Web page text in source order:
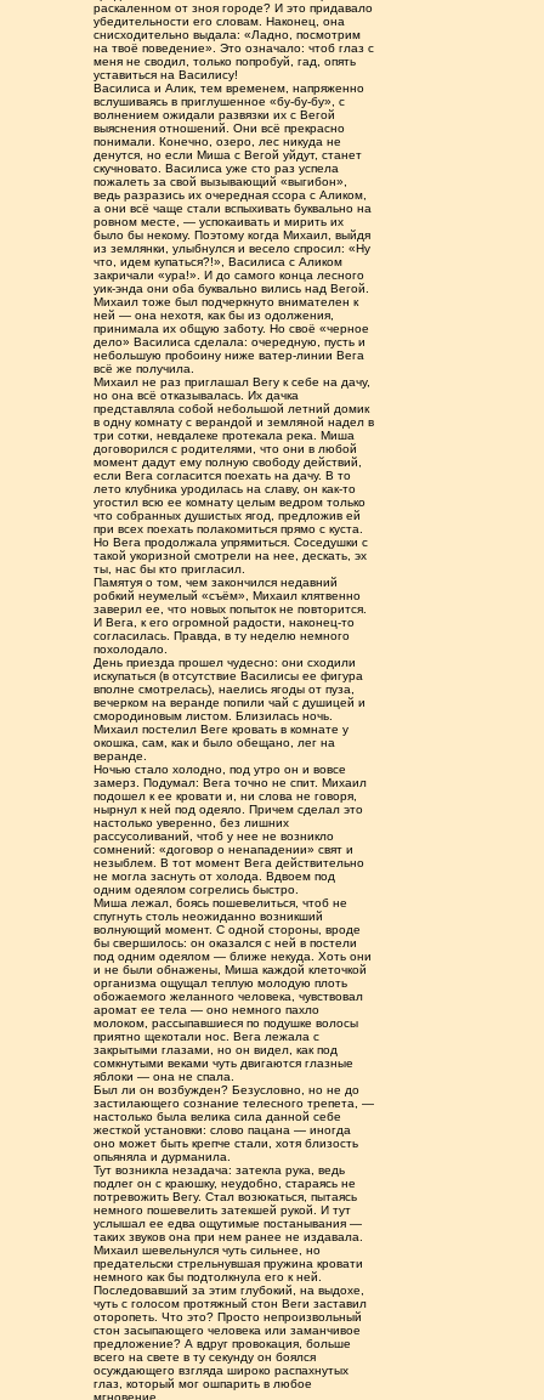
раскаленном от зноя городе? И это придавало
убедительности его словам. Наконец, она
снисходительно выдала: «Ладно, посмотрим
на твоё поведение». Это означало: чтоб глаз с
меня не сводил, только попробуй, гад, опять
уставиться на Василису!
Василиса и Алик, тем временем, напряженно
вслушиваясь в приглушенное «бу-бу-бу», с
волнением ожидали развязки их с Вегой
выяснения отношений. Они всё прекрасно
понимали. Конечно, озеро, лес никуда не
денутся, но если Миша с Вегой уйдут, станет
скучновато. Василиса уже сто раз успела
пожалеть за свой вызывающий «выгибон»,
ведь разразись их очередная ссора с Аликом,
а они всё чаще стали вспыхивать буквально на
ровном месте, — успокаивать и мирить их
было бы некому. Поэтому когда Михаил, выйдя
из землянки, улыбнулся и весело спросил: «Ну
что, идем купаться?!», Василиса с Аликом
закричали «ура!». И до самого конца лесного
уик-энда они оба буквально вились над Вегой.
Михаил тоже был подчеркнуто внимателен к
ней — она нехотя, как бы из одолжения,
принимала их общую заботу. Но своё «черное
дело» Василиса сделала: очередную, пусть и
небольшую пробоину ниже ватер-линии Вега
всё же получила.
Михаил не раз приглашал Вегу к себе на дачу,
но она всё отказывалась. Их дачка
представляла собой небольшой летний домик
в одну комнату с верандой и земляной надел в
три сотки, невдалеке протекала река. Миша
договорился с родителями, что они в любой
момент дадут ему полную свободу действий,
если Вега согласится поехать на дачу. В то
лето клубника уродилась на славу, он как-то
угостил всю ее комнату целым ведром только
что собранных душистых ягод, предложив ей
при всех поехать полакомиться прямо с куста.
Но Вега продолжала упрямиться. Соседушки с
такой укоризной смотрели на нее, дескать, эх
ты, нас бы кто пригласил.
Памятуя о том, чем закончился недавний
робкий неумелый «съём», Михаил клятвенно
заверил ее, что новых попыток не повторится.
И Вега, к его огромной радости, наконец-то
согласилась. Правда, в ту неделю немного
похолодало.
День приезда прошел чудесно: они сходили
искупаться (в отсутствие Василисы ее фигура
вполне смотрелась), наелись ягоды от пуза,
вечерком на веранде попили чай с душицей и
смородиновым листом. Близилась ночь.
Михаил постелил Веге кровать в комнате у
окошка, сам, как и было обещано, лег на
веранде.
Ночью стало холодно, под утро он и вовсе
замерз. Подумал: Вега точно не спит. Михаил
подошел к ее кровати и, ни слова не говоря,
нырнул к ней под одеяло. Причем сделал это
настолько уверенно, без лишних
рассусоливаний, чтоб у нее не возникло
сомнений: «договор о ненападении» свят и
незыблем. В тот момент Вега действительно
не могла заснуть от холода. Вдвоем под
одним одеялом согрелись быстро.
Миша лежал, боясь пошевелиться, чтоб не
спугнуть столь неожиданно возникший
волнующий момент. С одной стороны, вроде
бы свершилось: он оказался с ней в постели
под одним одеялом — ближе некуда. Хоть они
и не были обнажены, Миша каждой клеточкой
организма ощущал теплую молодую плоть
обожаемого желанного человека, чувствовал
аромат ее тела — оно немного пахло
молоком, рассыпавшиеся по подушке волосы
приятно щекотали нос. Вега лежала с
закрытыми глазами, но он видел, как под
сомкнутыми веками чуть двигаются глазные
яблоки — она не спала.
Был ли он возбужден? Безусловно, но не до
застилающего сознание телесного трепета, —
настолько была велика сила данной себе
жесткой установки: слово пацана — иногда
оно может быть крепче стали, хотя близость
опьяняла и дурманила.
Тут возникла незадача: затекла рука, ведь
подлег он с краюшку, неудобно, стараясь не
потревожить Вегу. Стал возюкаться, пытаясь
немного пошевелить затекшей рукой. И тут
услышал ее едва ощутимые постанывания —
таких звуков она при нем ранее не издавала.
Михаил шевельнулся чуть сильнее, но
предательски стрельнувшая пружина кровати
немного как бы подтолкнула его к ней.
Последовавший за этим глубокий, на выдохе,
чуть с голосом протяжный стон Веги заставил
оторопеть. Что это? Просто непроизвольный
стон засыпающего человека или заманчивое
предложение? А вдруг провокация, больше
всего на свете в ту секунду он боялся
осуждающего взгляда широко распахнутых
глаз, который мог ошпарить в любое
мгновение.